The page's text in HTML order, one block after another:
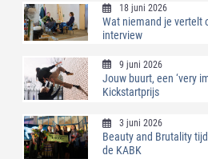
18 juni 2026
Wat niemand je vertelt
interview
9 juni 2026
Jouw buurt, een ‘very
Kickstartprijs
3 juni 2026
Beauty and Brutality
de KABK